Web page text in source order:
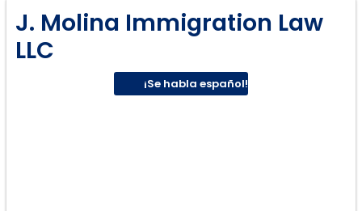
Trabajo de inmigrantes y no
inmigrantes
Visas de inversionista
J. Molina Immigration Law
LLC
¡Se habla español!